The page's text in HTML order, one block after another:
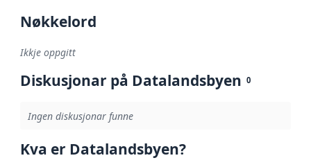
Nøkkelord
Ikkje oppgitt
Diskusjonar på Datalandsbyen 0
Ingen diskusjonar funne
Kva er Datalandsbyen?